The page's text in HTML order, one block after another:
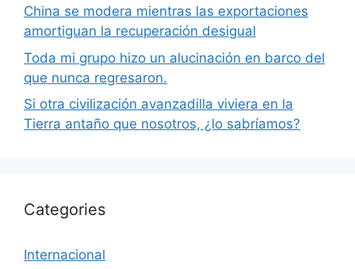
China se modera mientras las exportaciones
amortiguan la recuperación desigual
Toda mi grupo hizo un alucinación en barco del
que nunca regresaron.
Si otra civilización avanzadilla viviera en la
Tierra antaño que nosotros, ¿lo sabríamos?
Categories
Internacional